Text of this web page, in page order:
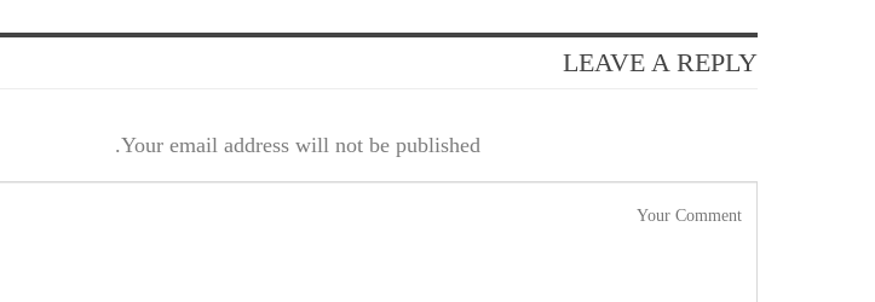
LEAVE A REPLY
Your email address will not be published.